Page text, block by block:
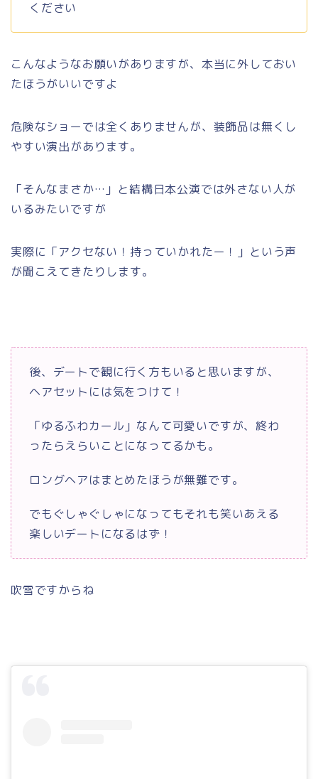
ください
こんなようなお願いがありますが、本当に外しておい
たほうがいいですよ
危険なショーでは全くありませんが、装飾品は無くし
やすい演出があります。
「そんなまさか…」と結構日本公演では外さない人が
いるみたいですが
実際に「アクセない！持っていかれたー！」という声
が聞こえてきたりします。
後、デートで観に行く方もいると思いますが、
ヘアセットには気をつけて！
「ゆるふわカール」なんて可愛いですが、終わ
ったらえらいことになってるかも。
ロングヘアはまとめたほうが無難です。
でもぐしゃぐしゃになってもそれも笑いあえる
楽しいデートになるはず！
吹雪ですからね